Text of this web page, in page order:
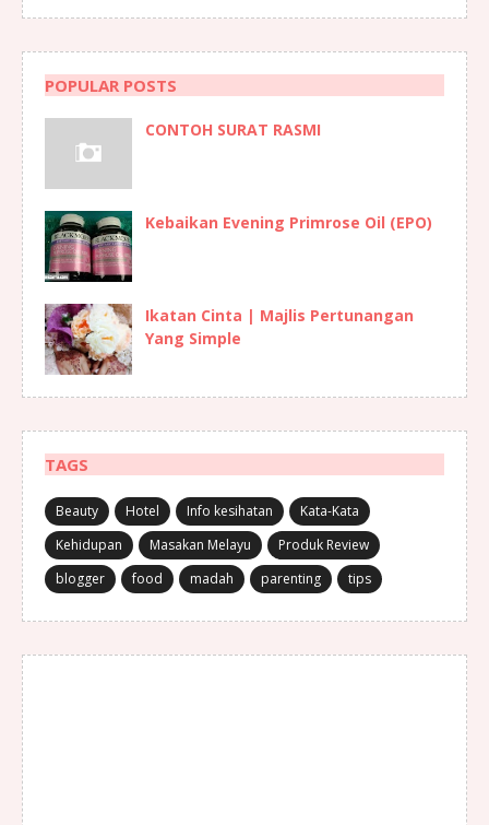
POPULAR POSTS
CONTOH SURAT RASMI
Kebaikan Evening Primrose Oil (EPO)
Ikatan Cinta | Majlis Pertunangan
Yang Simple
TAGS
Beauty Hotel Info kesihatan
Kata-Kata
Kehidupan
Masakan Melayu
Produk Review
blogger
food madah parenting tips